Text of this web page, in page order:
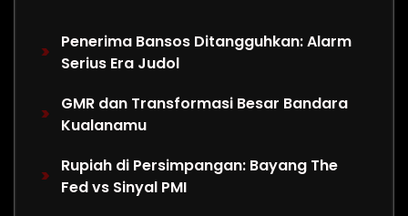
Penerima Bansos Ditangguhkan: Alarm
Serius Era Judol
GMR dan Transformasi Besar Bandara
Kualanamu
Rupiah di Persimpangan: Bayang The
Fed vs Sinyal PMI